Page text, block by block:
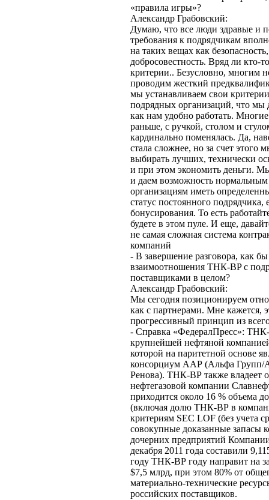
«правила игры»?
Александр Грабовский:
Думаю, что все люди здравые и
требования к подрядчикам
на таких вещах как
добросовестность. Вряд ли кто-
критерии.. Безусловно, многим
проводим жесткий
мы устанавливаем свои
подрядных организаций, что мы
как нам удобно работать.
раньше, с ручкой, столом и
кардинально поменялась. Да,
стала сложнее, но за счет этого
выбирать лучших, технически
и при этом экономить деньги.
и даем возможность
организациям иметь
статус постоянного подрядчика,
бонусирования. То есть
будете в этом пуле. И еще,
не самая сложная система
компаний
- В завершение разговора, как
взаимоотношения ТНК-BP с
поставщиками в целом?
Александр Грабовский:
Мы сегодня позиционируем
как с партнерами. Мне кажется,
прогрессивный принцип из
- Справка «ФедералПресс»: ТНК-
крупнейшей нефтяной
которой на паритетной основе
консорциум ААР (Альфа Групп/
Ренова). ТНК-ВР также владеет
нефтегазовой компании
приходится около 16 % объема
(включая долю ТНК-ВР в
критериям SEC LOF (без учета
совокупные доказанные запасы
дочерних предприятий
декабря 2011 года составили
году ТНК-ВР году направит на
$7,5 млрд, при этом 80% от
материально-технические
российских поставщиков.